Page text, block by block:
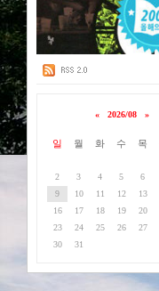
« 2026/08 »
일 월 화 수 목
2
3 4 5 6
9
10 11 12 13
16
17 18 19 20
23
24 25 26 27
30
31